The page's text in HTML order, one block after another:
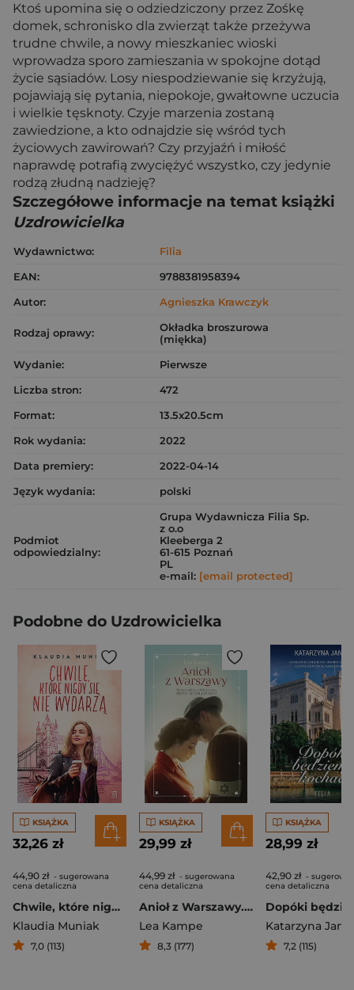
Ktoś upomina się o odziedziczony przez Zośkę
domek, schronisko dla zwierząt także przeżywa
trudne chwile, a nowy mieszkaniec wioski
wprowadza sporo zamieszania w spokojne dotąd
życie sąsiadów. Losy niespodziewanie się krzyżują,
pojawiają się pytania, niepokoje, gwałtowne uczucia
i wielkie tęsknoty. Czyje marzenia zostaną
zawiedzione, a kto odnajdzie się wśród tych
życiowych zawirowań? Czy przyjaźń i miłość
naprawdę potrafią zwyciężyć wszystko, czy jedynie
rodzą złudną nadzieję?
Szczegółowe informacje na temat książki
Uzdrowicielka
Wydawnictwo:
Filia
EAN:
9788381958394
Autor:
Agnieszka Krawczyk
Rodzaj oprawy:
Okładka broszurowa
(miękka)
Wydanie:
Pierwsze
Liczba stron:
472
Format:
13.5x20.5cm
Rok wydania:
2022
Data premiery:
2022-04-14
Język wydania:
polski
Podmiot
odpowiedzialny:
Grupa Wydawnicza Filia Sp.
z o.o
Kleeberga 2
61-615 Poznań
PL
e-mail: [email protected]
Podobne do Uzdrowicielka
KSIĄŻKA
32,26 zł
44,90 zł - sugerowana
cena detaliczna
Chwile, które nigdy się nie wydarzą
Klaudia Muniak
7,0 (113)
KSIĄŻKA
29,99 zł
44,99 zł - sugerowana
cena detaliczna
Anioł z Warszawy. Historia miłości i bohaterstwa Ireny Sendlerowej
Lea Kampe
8,3 (177)
KSIĄŻKA
28,99 zł
42,90 zł -
cena detaliczna
Katarzyna
7,2 (115)